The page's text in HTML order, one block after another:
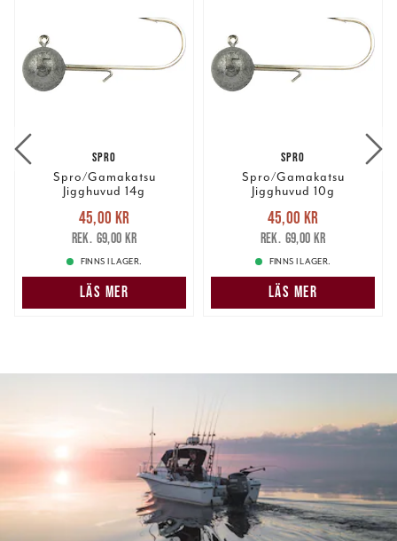
SPRO
Spro/Gamakatsu
Jigghuvud 14g
Nuvarande pris
45,00 krTidigare pris
69,00 kr
45,00 kr
69,00 kr
FINNS I LAGER.
LÄS MER
SPRO
Spro/Gamakatsu
Jigghuvud 10g
Nuvarande pris
45,00 krTidigare pris
69,00 kr
45,00 kr
69,00 kr
FINNS I LAGER.
LÄS MER